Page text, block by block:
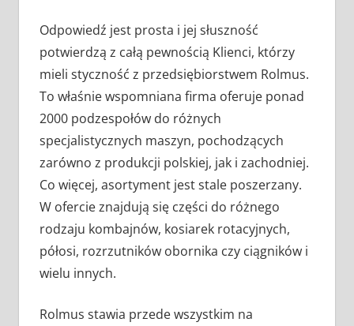
Odpowiedź jest prosta i jej słuszność
potwierdzą z całą pewnością Klienci, którzy
mieli styczność z przedsiębiorstwem Rolmus.
To właśnie wspomniana firma oferuje ponad
2000 podzespołów do różnych
specjalistycznych maszyn, pochodzących
zarówno z produkcji polskiej, jak i zachodniej.
Co więcej, asortyment jest stale poszerzany.
W ofercie znajdują się części do różnego
rodzaju kombajnów, kosiarek rotacyjnych,
półosi, rozrzutników obornika czy ciągników i
wielu innych.
Rolmus stawia przede wszystkim na